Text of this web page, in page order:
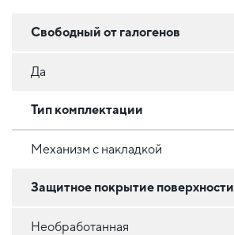
Свободный от галогенов
Да
Тип комплектации
Механизм с накладкой
Защитное покрытие поверхности
Необработанная